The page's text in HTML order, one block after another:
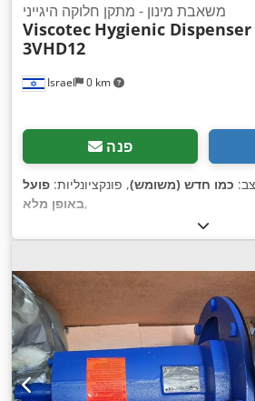
Israel 0 km
משאבת מינון - מתקן חלוקה היגייני
Viscotec Hygienic Dispenser
3VHD12
פנה
כמו חדש (משומש), פונקציונליות: פועל
באופן מלא,